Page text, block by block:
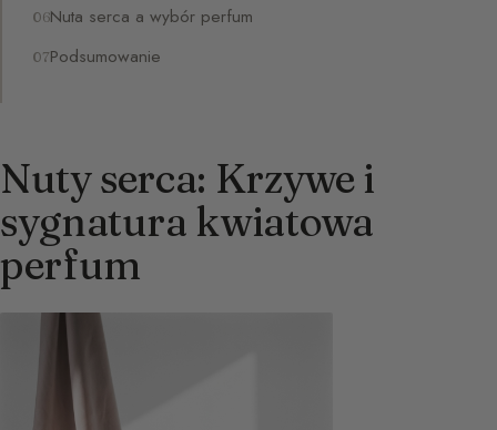
Nuta serca a wybór perfum
Podsumowanie
Nuty serca: Krzywe i
sygnatura kwiatowa
perfum